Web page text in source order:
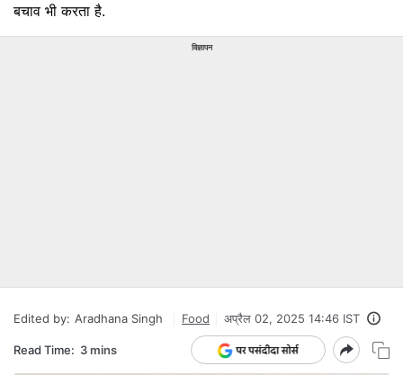
बचाव भी करता है.
विज्ञापन
Edited by: Aradhana Singh Food अप्रैल 02, 2025 14:46 IST
Read Time: 3 mins